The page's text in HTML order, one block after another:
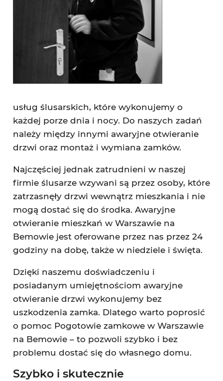
usług ślusarskich, które wykonujemy o
każdej porze dnia i nocy. Do naszych zadań
należy między innymi awaryjne otwieranie
drzwi oraz montaż i wymiana zamków.
Najczęściej jednak zatrudnieni w naszej
firmie ślusarze wzywani są przez osoby, które
zatrzasnęły drzwi wewnątrz mieszkania i nie
mogą dostać się do środka. Awaryjne
otwieranie mieszkań w Warszawie na
Bemowie jest oferowane przez nas przez 24
godziny na dobę, także w niedziele i święta.
Dzięki naszemu doświadczeniu i
posiadanym umiejętnościom awaryjne
otwieranie drzwi wykonujemy bez
uszkodzenia zamka. Dlatego warto poprosić
o pomoc Pogotowie zamkowe w Warszawie
na Bemowie – to pozwoli szybko i bez
problemu dostać się do własnego domu.
Szybko i skutecznie